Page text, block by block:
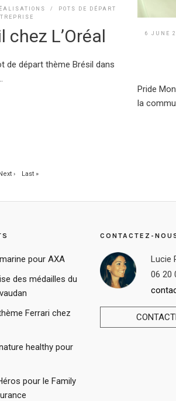
/
POTS DE DÉPART
L’Oréal
de départ thème Brésil dans
6 JUNE
Pride
la
Next › Last »
pour AXA
des médailles du
Ferrari chez
healthy pour
pour le Family
CONTACTEZ-
Lucie
06 20